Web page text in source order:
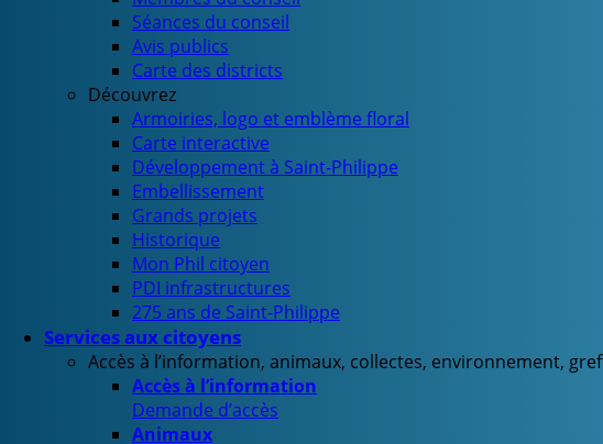
Séances du conseil
Avis publics
Carte des districts
Découvrez
Armoiries, logo et emblème floral
Carte interactive
Développement à Saint-Philippe
Embellissement
Grands projets
Historique
Mon Phil citoyen
PDI infrastructures
275 ans de Saint-Philippe
Services aux citoyens
Accès à l’information, animaux, collectes, environnement,
Accès à l’information
Demande d’accès
Animaux